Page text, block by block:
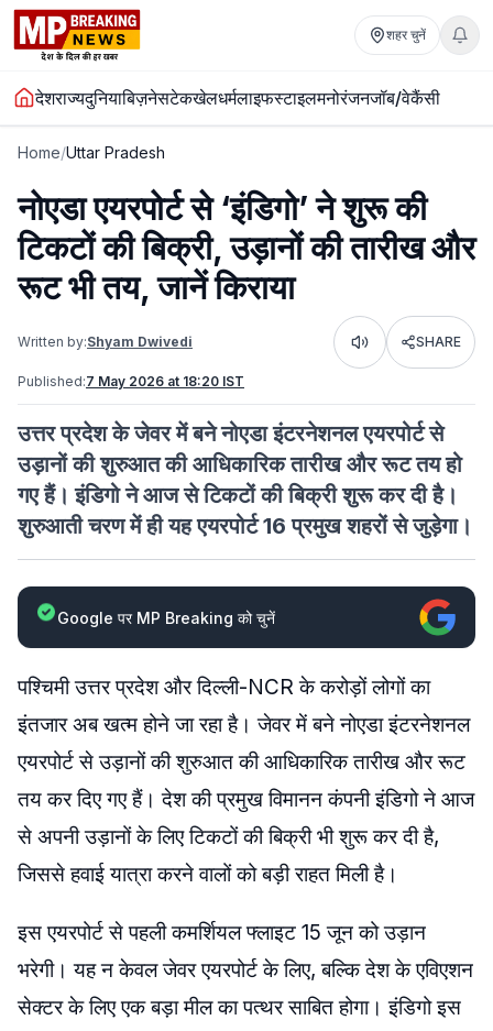
शहर चुनें
देशराज्यदुनियाबिज़नेसटेकखेलधर्मलाइफस्टाइलमनोरंजनजॉब/वेकैंसी
Home/Uttar Pradesh
नोएडा एयरपोर्ट से ‘इंडिगो’ ने शुरू की
टिकटों की बिक्री, उड़ानों की तारीख और
रूट भी तय, जानें किराया
Written by:Shyam Dwivedi Listen SHARE
Published:7 May 2026 at 18:20 IST
उत्तर प्रदेश के जेवर में बने नोएडा इंटरनेशनल एयरपोर्ट से
उड़ानों की शुरुआत की आधिकारिक तारीख और रूट तय हो
गए हैं। इंडिगो ने आज से टिकटों की बिक्री शुरू कर दी है।
शुरुआती चरण में ही यह एयरपोर्ट 16 प्रमुख शहरों से जुड़ेगा।
Google पर MP Breaking को चुनें
पश्चिमी उत्तर प्रदेश और दिल्ली-NCR के करोड़ों लोगों का
इंतजार अब खत्म होने जा रहा है। जेवर में बने नोएडा इंटरनेशनल
एयरपोर्ट से उड़ानों की शुरुआत की आधिकारिक तारीख और रूट
तय कर दिए गए हैं। देश की प्रमुख विमानन कंपनी इंडिगो ने आज
से अपनी उड़ानों के लिए टिकटों की बिक्री भी शुरू कर दी है,
जिससे हवाई यात्रा करने वालों को बड़ी राहत मिली है।
इस एयरपोर्ट से पहली कमर्शियल फ्लाइट 15 जून को उड़ान
भरेगी। यह न केवल जेवर एयरपोर्ट के लिए, बल्कि देश के एविएशन
सेक्टर के लिए एक बड़ा मील का पत्थर साबित होगा। इंडिगो इस